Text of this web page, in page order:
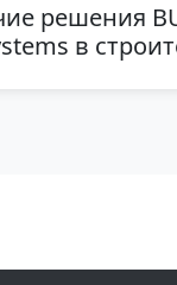
решения
в